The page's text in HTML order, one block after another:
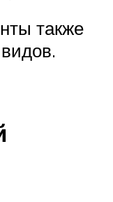
также